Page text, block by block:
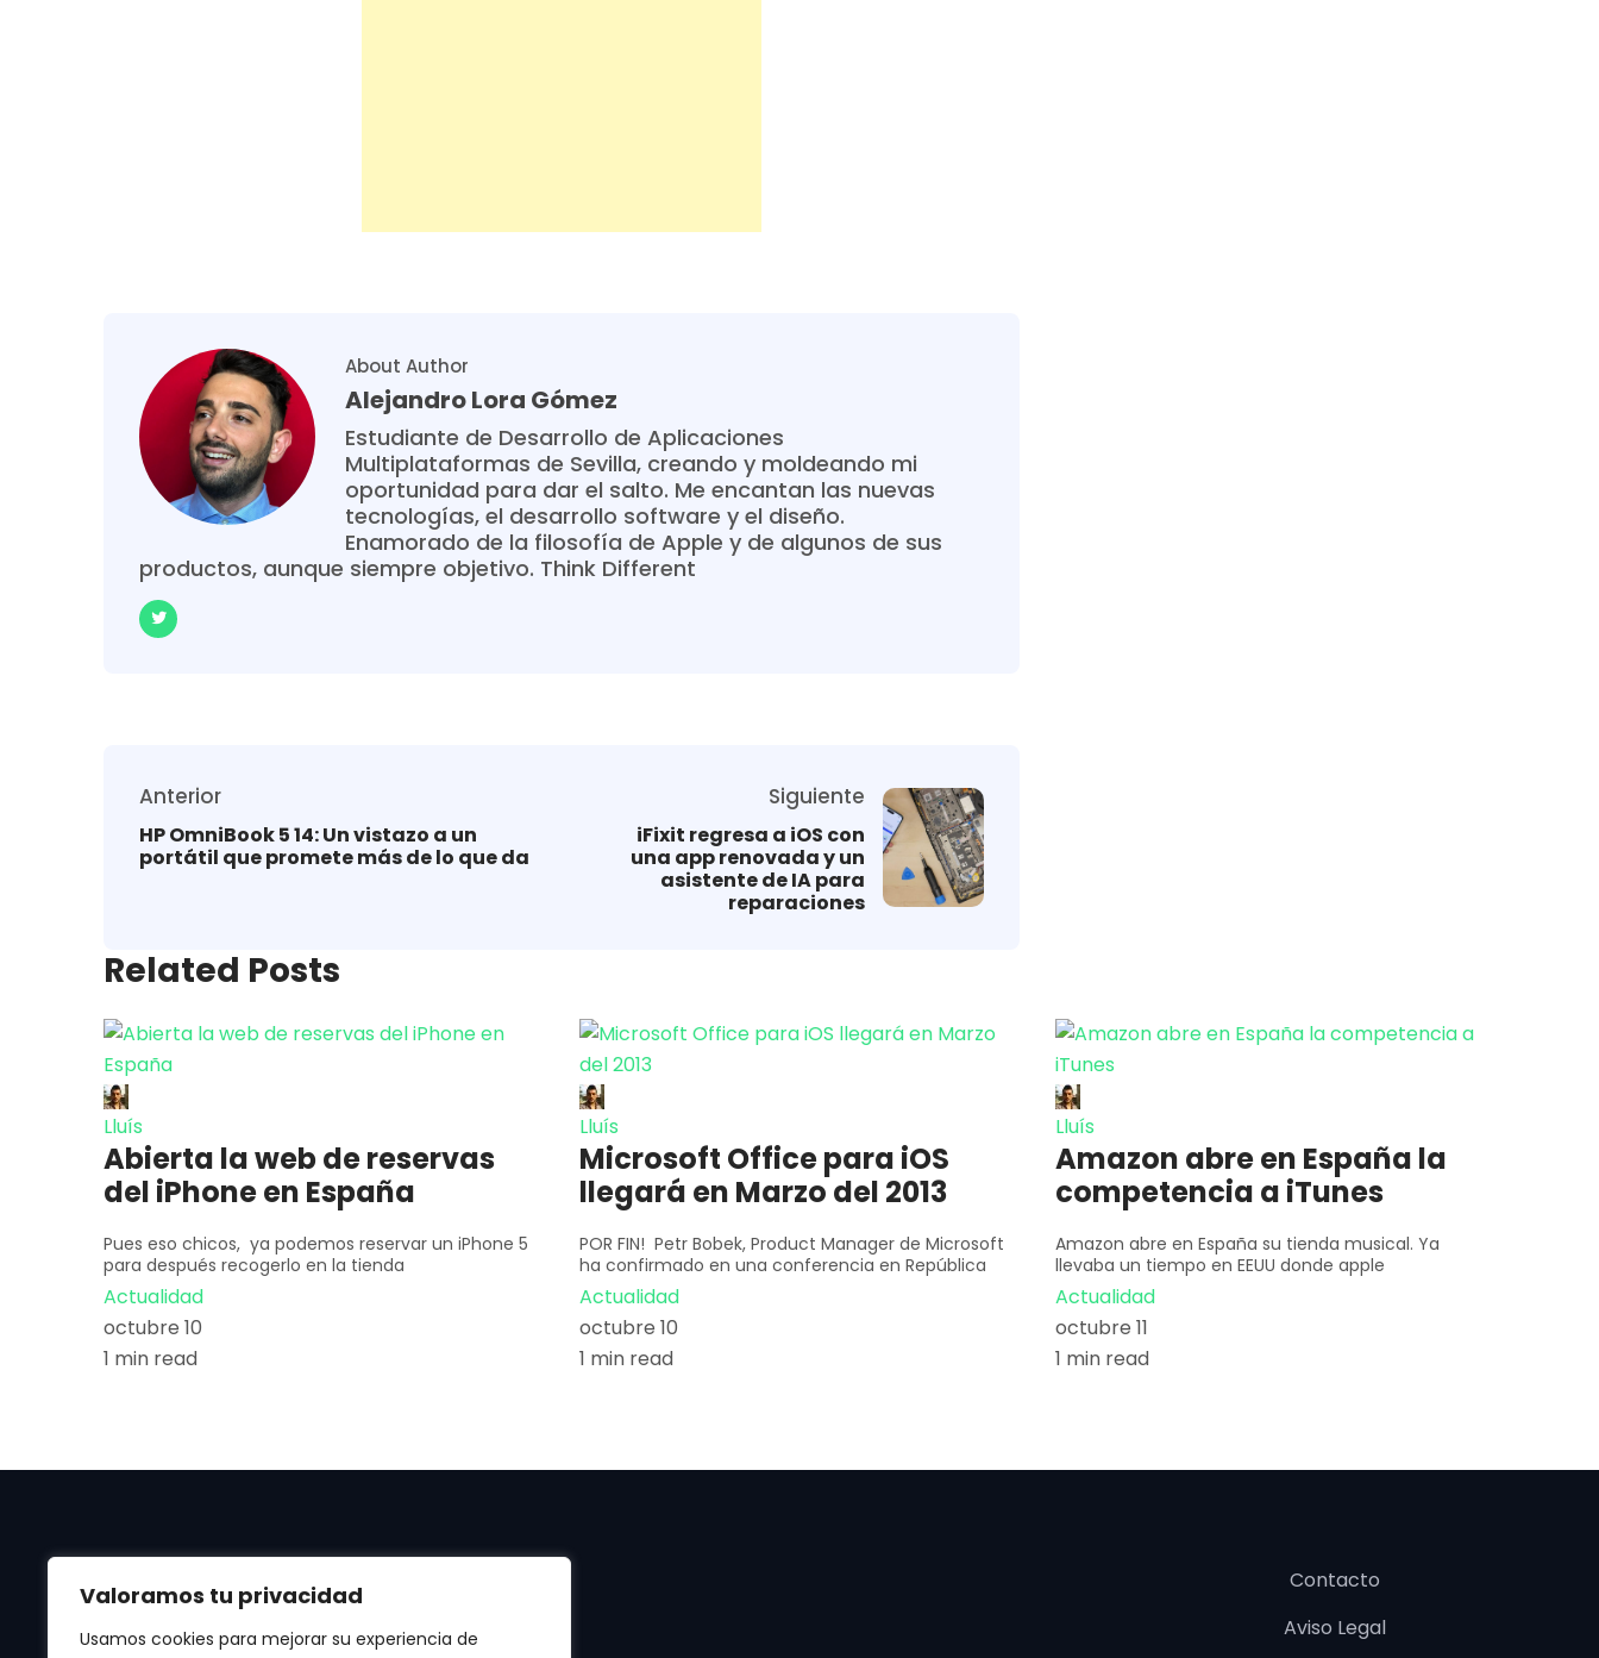
Valoramos tu privacidad
Usamos cookies para mejorar su experiencia de
About Author
Alejandro Lora Gómez
Estudiante de Desarrollo de Aplicaciones
Multiplataformas de Sevilla, creando y moldeando mi
oportunidad para dar el salto. Me encantan las nuevas
tecnologías, el desarrollo software y el diseño.
Enamorado de la filosofía de Apple y de algunos de sus
productos, aunque siempre objetivo. Think Different
Anterior
HP OmniBook 5 14: Un vistazo a un
portátil que promete más de lo que da
Siguiente
iFixit regresa a iOS con
una app renovada y un
asistente de IA para
reparaciones
Related Posts
Lluís
Abierta la web de reservas
del iPhone en España
Pues eso chicos, ya podemos reservar un iPhone 5
para después recogerlo en la tienda
Actualidad
octubre 10
1 min read
Lluís
Microsoft Office para iOS
llegará en Marzo del 2013
POR FIN! Petr Bobek, Product Manager de Microsoft
ha confirmado en una conferencia en República
Actualidad
octubre 10
1 min read
Lluís
Amazon abre en España la
competencia a iTunes
Amazon abre en España su tienda musical. Ya
llevaba un tiempo en EEUU donde apple
Actualidad
octubre 11
1 min read
Contacto
Aviso Legal